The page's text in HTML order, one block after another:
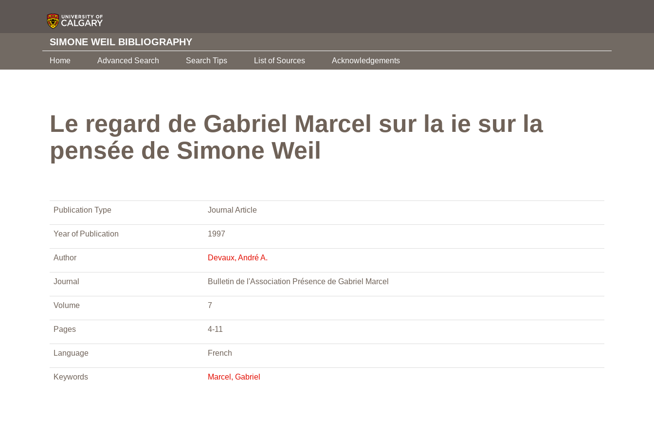
SIMONE WEIL BIBLIOGRAPHY
Home Advanced Search Search Tips List of Sources Acknowledgements
Le regard de Gabriel Marcel sur la ie sur la
pensée de Simone Weil
Publication Type Journal Article
Year of Publication 1997
Author Devaux, André A.
Journal Bulletin de l'Association Présence de Gabriel Marcel
Volume 7
Pages 4-11
Language French
Keywords Marcel, Gabriel